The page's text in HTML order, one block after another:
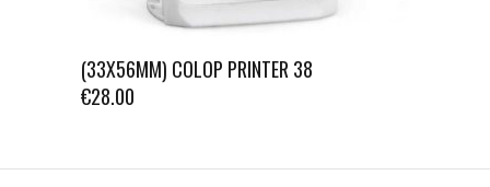
(33X56MM) COLOP PRINTER 38
€28.00